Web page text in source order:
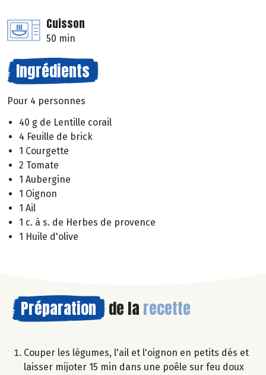
Cuisson
50 min
Ingrédients
Pour 4 personnes
40 g de Lentille corail
4 Feuille de brick
1 Courgette
2 Tomate
1 Aubergine
1 Oignon
1 Ail
1 c. à s. de Herbes de provence
1 Huile d'olive
Préparation de la recette
Couper les légumes, l'ail et l'oignon en petits dés et
laisser mijoter 15 min dans une poêle sur feu doux